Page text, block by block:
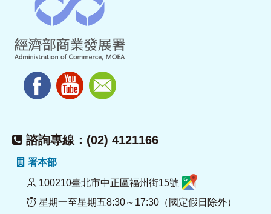
諮詢專線：(02) 4121166
署本部
100210臺北市中正區福州街15號
星期一至星期五8:30～17:30（國定假日除外）